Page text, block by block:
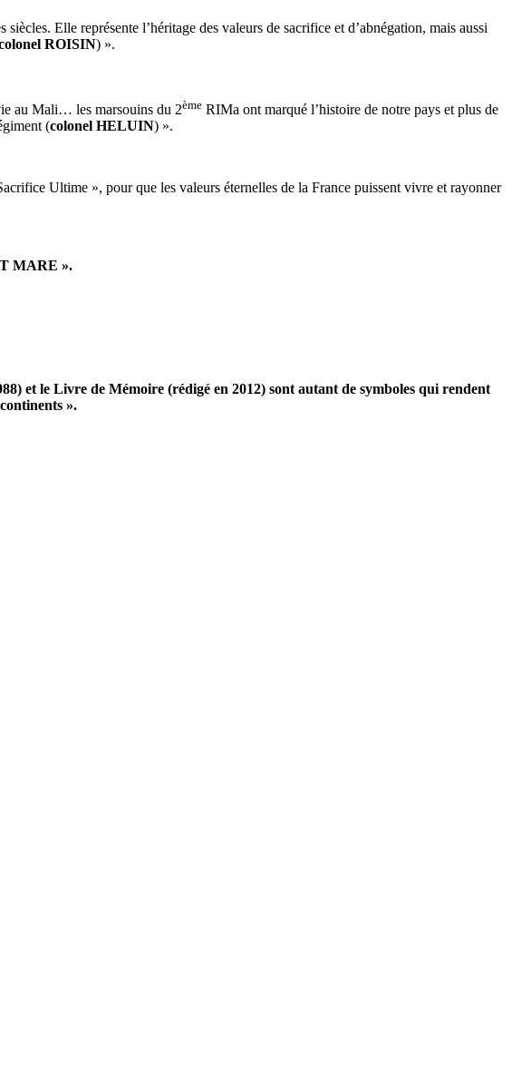
Elle représente l’héritage des valeurs de sacrifice et d’abnégation, mais aussi
ROISIN) ».
au Mali… les marsouins du 2ème RIMa ont marqué l’histoire de notre pays et plus de
(colonel HELUIN) ».
Ultime », pour que les valeurs éternelles de la France puissent vivre et rayonner
MARE ».
et le Livre de Mémoire (rédigé en 2012) sont autant de symboles qui rendent
».